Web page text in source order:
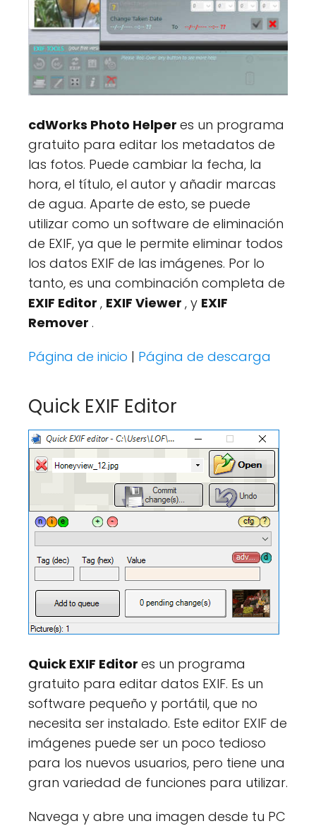
cdWorks Photo Helper es un programa
gratuito para editar los metadatos de
las fotos. Puede cambiar la fecha, la
hora, el título, el autor y añadir marcas
de agua. Aparte de esto, se puede
utilizar como un software de eliminación
de EXIF, ya que le permite eliminar todos
los datos EXIF de las imágenes. Por lo
tanto, es una combinación completa de
EXIF Editor , EXIF Viewer , y EXIF
Remover .
Página de inicio | Página de descarga
Quick EXIF Editor
Quick EXIF Editor es un programa
gratuito para editar datos EXIF. Es un
software pequeño y portátil, que no
necesita ser instalado. Este editor EXIF de
imágenes puede ser un poco tedioso
para los nuevos usuarios, pero tiene una
gran variedad de funciones para utilizar.
Navega y abre una imagen desde tu PC